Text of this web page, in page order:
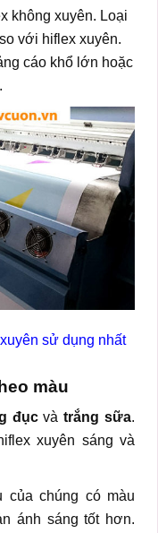
không xuyên. Loại
với hiflex xuyên.
cáo khổ lớn hoặc
sử dụng nhất
màu
đụcvàtrắng sữa.
xuyên sáng và
của chúng có màu
ánh sáng tốt hơn.